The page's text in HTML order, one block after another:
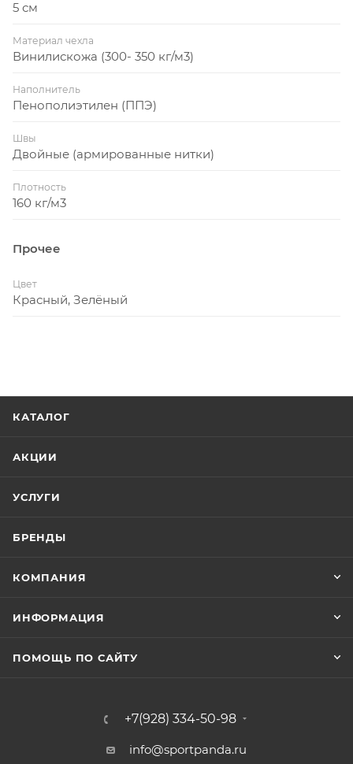
5 см
Материал чехла
Винилискожа (300- 350 кг/м3)
Наполнитель
Пенополиэтилен (ППЭ)
Швы
Двойные (армированные нитки)
Плотность
160 кг/м3
Прочее
Цвет
Красный, Зелёный
КАТАЛОГ
АКЦИИ
УСЛУГИ
БРЕНДЫ
КОМПАНИЯ
ИНФОРМАЦИЯ
ПОМОЩЬ ПО САЙТУ
+7(928) 334-50-98
info@sportpanda.ru